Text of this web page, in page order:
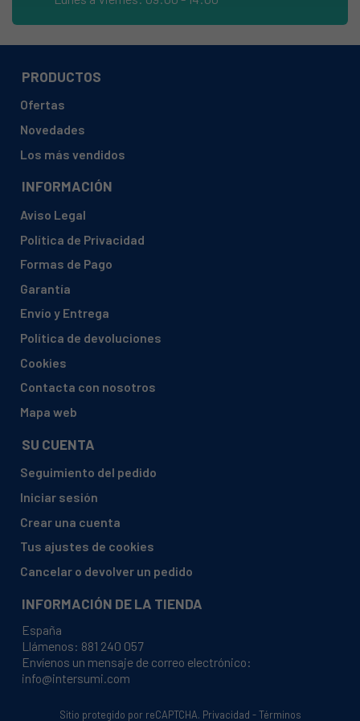
BAUKNECHT, ADG 8198 854281929760
BAUKNECHT, ADG 8198 854281929769
BAUKNECHT, ADG 8198 854281929779
BAUKNECHT, ADG 8198 854281929780
BAUKNECHT, ADG 8474 854247329759
BAUKNECHT, ADG 9427 854294701710
BAUKNECHT, ADP 5554 854255451740
BAUKNECHT, ADP GULDSEGL 851156161820
BAUKNECHT, GI 458 854545801792
BAUKNECHT, GS 4507 854858322950
BAUKNECHT, GS 4507 854858322951
BAUKNECHT, GS 4507 854858322960
PRODUCTOS
Ofertas
Novedades
Los más vendidos
INFORMACIÓN
Aviso Legal
Política de Privacidad
Formas de Pago
Garantía
Envío y Entrega
Política de devoluciones
Cookies
Contacta con nosotros
Mapa web
SU CUENTA
Seguimiento del pedido
Iniciar sesión
Crear una cuenta
Tus ajustes de cookies
Cancelar o devolver un pedido
INFORMACIÓN DE LA TIENDA
España
Llámenos: 881 240 057
Envíenos un mensaje de correo electrónico:
info@intersumi.com
Sitio protegido por reCAPTCHA. Privacidad -Términos